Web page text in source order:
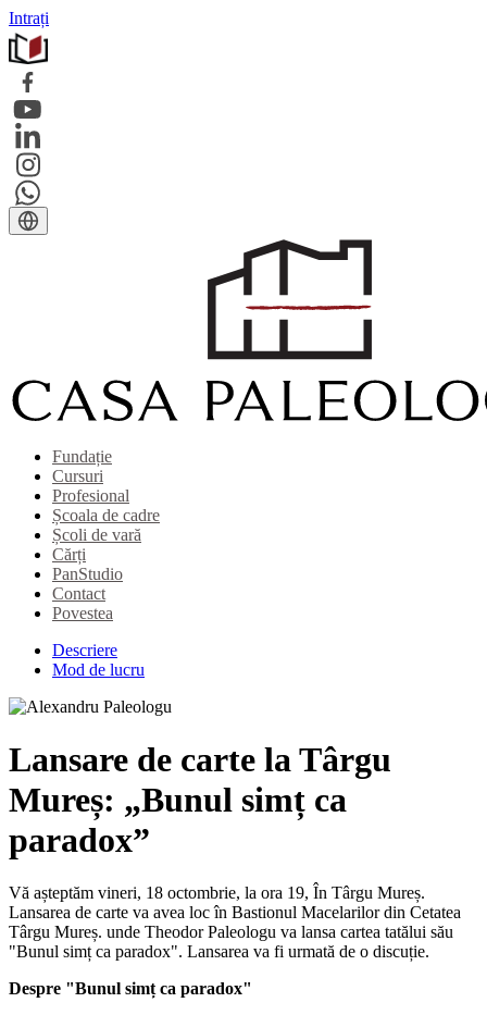
Intrați
Fundație
Cursuri
Profesional
Școala de cadre
Școli de vară
Cărți
PanStudio
Contact
Povestea
Descriere
Mod de lucru
Lansare de carte la Târgu
Mureș: „Bunul simț ca
paradox”
Vă așteptăm vineri, 18 octombrie, la ora 19, În Târgu Mureș.
Lansarea de carte va avea loc în Bastionul Macelarilor din Cetatea
Târgu Mureș. unde Theodor Paleologu va lansa cartea tatălui său
"Bunul simț ca paradox". Lansarea va fi urmată de o discuție.
Despre "Bunul simț ca paradox"